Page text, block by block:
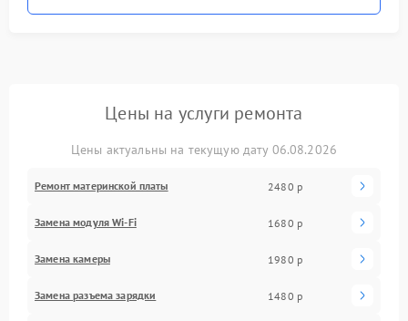
Цены на услуги ремонта
Цены актуальны на текущую дату 06.08.2026
Ремонт материнской платы 2480 р
Замена модуля Wi-Fi 1680 р
Замена камеры 1980 р
Замена разъема зарядки 1480 р